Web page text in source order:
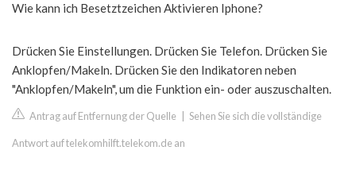
Wie kann ich Besetztzeichen Aktivieren Iphone?
Drücken Sie Einstellungen. Drücken Sie Telefon. Drücken Sie
Anklopfen/Makeln. Drücken Sie den Indikatoren neben
"Anklopfen/Makeln", um die Funktion ein- oder auszuschalten.
Antrag auf Entfernung der Quelle Sehen Sie sich die vollständige
Antwort auf telekomhilft.telekom.de an